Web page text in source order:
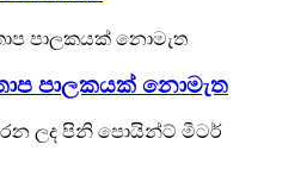
තාප පාලකයක් නොමැත